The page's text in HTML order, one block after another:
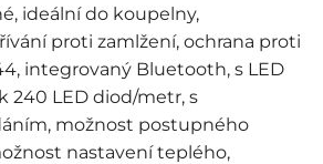
ideální do koupelny,
proti zamlžení, ochrana proti
integrovaný Bluetooth, s LED
240 LED diod/metr, s
možnost postupného
nastavení teplého,